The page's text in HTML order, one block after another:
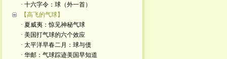
· 十六字令：球（外一首）
【高飞的气球】
· 夏威夷：惊见神秘气球
· 美国打气球的六个效应
· 太平洋早春二月：球与债
· 华邮：气球踪迹美国早知道